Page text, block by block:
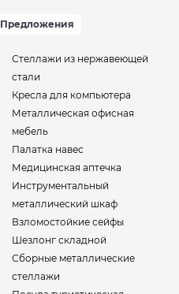
Предложения
Стеллажи из нержавеющей
стали
Кресла для компьютера
Металлическая офисная
мебель
Палатка навес
Медицинская аптечка
Инструментальный
металлический шкаф
Взломостойкие сейфы
Шезлонг складной
Сборные металлические
стеллажи